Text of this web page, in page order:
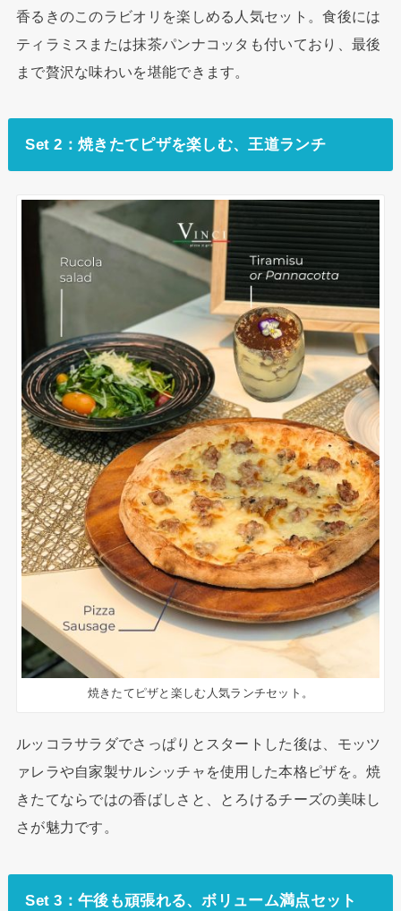
香るきのこのラビオリを楽しめる人気セット。食後には
ティラミスまたは抹茶パンナコッタも付いており、最後
まで贅沢な味わいを堪能できます。
Set 2：焼きたてピザを楽しむ、王道ランチ
焼きたてピザと楽しむ人気ランチセット。
ルッコラサラダでさっぱりとスタートした後は、モッツ
ァレラや自家製サルシッチャを使用した本格ピザを。焼
きたてならではの香ばしさと、とろけるチーズの美味し
さが魅力です。
Set 3：午後も頑張れる、ボリューム満点セット